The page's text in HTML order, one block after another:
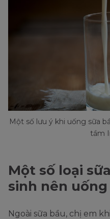
Một số lưu ý khi uống sữa
tầm
Một số loại
sinh nên uống
Ngoài sữa bầu, chị em